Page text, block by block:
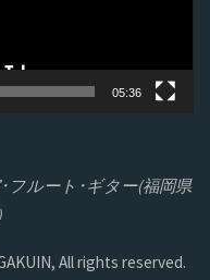
05:36
フルート･ギター(福岡県
All rights reserved.